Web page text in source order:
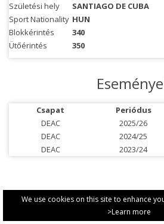
We use cookies on this site to enhance
>Learn more
Születési hely
SANTIAGO DE CUBA
Sport Nationality HUN
Blokkérintés
340
Ütőérintés
350
Csapat Periódus
DEAC
2025/26
DEAC
2024/25
DEAC
2023/24